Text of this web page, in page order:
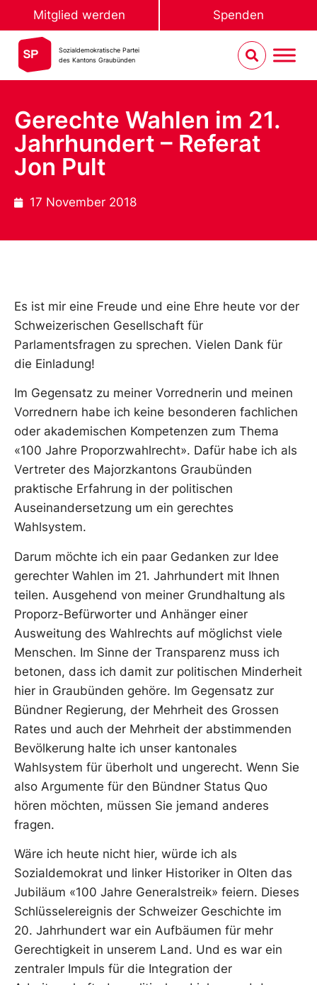
Mitglied werden Spenden
Sozialdemokratische Partei
des Kantons Graubünden
Gerechte Wahlen im 21.
Jahrhundert – Referat
Jon Pult
17 November 2018
Es ist mir eine Freude und eine Ehre heute vor der
Schweizerischen Gesellschaft für
Parlamentsfragen zu sprechen. Vielen Dank für
die Einladung!
Im Gegensatz zu meiner Vorrednerin und meinen
Vorrednern habe ich keine besonderen fachlichen
oder akademischen Kompetenzen zum Thema
«100 Jahre Proporzwahlrecht». Dafür habe ich als
Vertreter des Majorzkantons Graubünden
praktische Erfahrung in der politischen
Auseinandersetzung um ein gerechtes
Wahlsystem.
Darum möchte ich ein paar Gedanken zur Idee
gerechter Wahlen im 21. Jahrhundert mit Ihnen
teilen. Ausgehend von meiner Grundhaltung als
Proporz-Befürworter und Anhänger einer
Ausweitung des Wahlrechts auf möglichst viele
Menschen. Im Sinne der Transparenz muss ich
betonen, dass ich damit zur politischen Minderheit
hier in Graubünden gehöre. Im Gegensatz zur
Bündner Regierung, der Mehrheit des Grossen
Rates und auch der Mehrheit der abstimmenden
Bevölkerung halte ich unser kantonales
Wahlsystem für überholt und ungerecht. Wenn Sie
also Argumente für den Bündner Status Quo
hören möchten, müssen Sie jemand anderes
fragen.
Wäre ich heute nicht hier, würde ich als
Sozialdemokrat und linker Historiker in Olten das
Jubiläum «100 Jahre Generalstreik» feiern. Dieses
Schlüsselereignis der Schweizer Geschichte im
20. Jahrhundert war ein Aufbäumen für mehr
Gerechtigkeit in unserem Land. Und es war ein
zentraler Impuls für die Integration der